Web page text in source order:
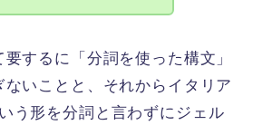
するに「分詞を使った構文」
ないことと、それからイタリア
う形を分詞と言わずにジェル